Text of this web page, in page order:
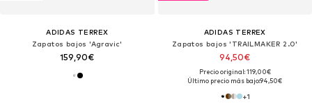
ADIDAS TERREX
Zapatos bajos 'Agravic'
159,90€
ADIDAS TERREX
Zapatos bajos 'TRAILMAKER 2.0'
94,50€
Precio original: 119,00€
Último precio más bajo:94,50€
+1